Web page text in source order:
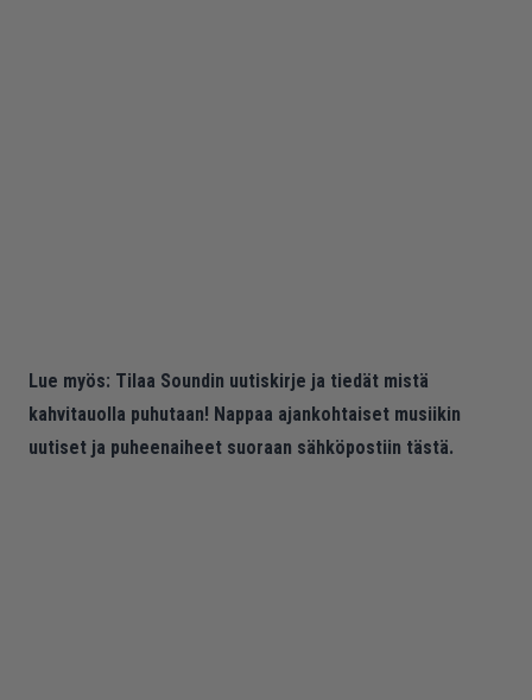
Lue myös: Tilaa Soundin uutiskirje ja tiedät mistä
kahvitauolla puhutaan! Nappaa ajankohtaiset musiikin
uutiset ja puheenaiheet suoraan sähköpostiin tästä.